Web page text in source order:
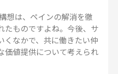
は、ペインの解消を徹
たものですよね。今後、サ
くなかで、共に働きたい仲
価値提供について考えられ